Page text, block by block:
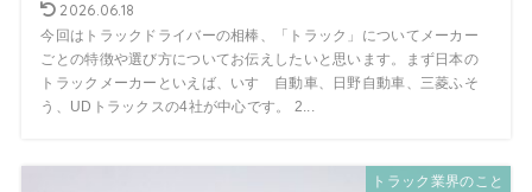
2026.06.18
今回はトラックドライバーの相棒、「トラック」についてメーカー
ごとの特徴や選び方についてお伝えしたいと思います。まず日本の
トラックメーカーといえば、いすゞ自動車、日野自動車、三菱ふそ
う、UDトラックスの4社が中心です。 2...
トラック業界のこと